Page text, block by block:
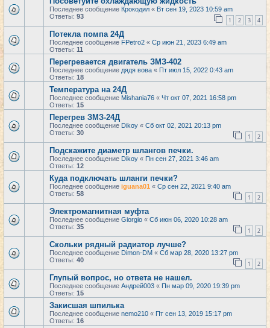
Последнее сообщение Крокодил « Вт сен 19, 2023 10:59 am
Ответы: 93 1 2 3 4
Потекла помпа 24Д
Последнее сообщение FPetro2 « Ср июн 21, 2023 6:49 am
Ответы: 11
Перегревается двигатель ЗМЗ-402
Последнее сообщение дядя вова « Пт июл 15, 2022 0:43 am
Ответы: 18
Температура на 24Д
Последнее сообщение Mishania76 « Чт окт 07, 2021 16:58 pm
Ответы: 15
Перегрев ЗМЗ-24Д
Последнее сообщение Dikoy « Сб окт 02, 2021 20:13 pm
Ответы: 30 1 2
Подскажите диаметр шлангов печки.
Последнее сообщение Dikoy « Пн сен 27, 2021 3:46 am
Ответы: 12
Куда подключать шланги печки?
Последнее сообщение iguana01 « Ср сен 22, 2021 9:40 am
Ответы: 58 1 2
Электромагнитная муфта
Последнее сообщение Giorgio « Сб июн 06, 2020 10:28 am
Ответы: 35 1 2
Скольки рядный радиатор лучше?
Последнее сообщение Dimon-DM « Сб мар 28, 2020 13:27 pm
Ответы: 40 1 2
Глупый вопрос, но ответа не нашел.
Последнее сообщение Андрей003 « Пн мар 09, 2020 19:39 pm
Ответы: 15
Закисшая шпилька
Последнее сообщение nemo210 « Пт сен 13, 2019 15:17 pm
Ответы: 16